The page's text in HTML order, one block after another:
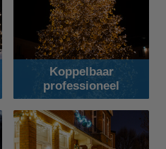
Koppelbaar
professioneel